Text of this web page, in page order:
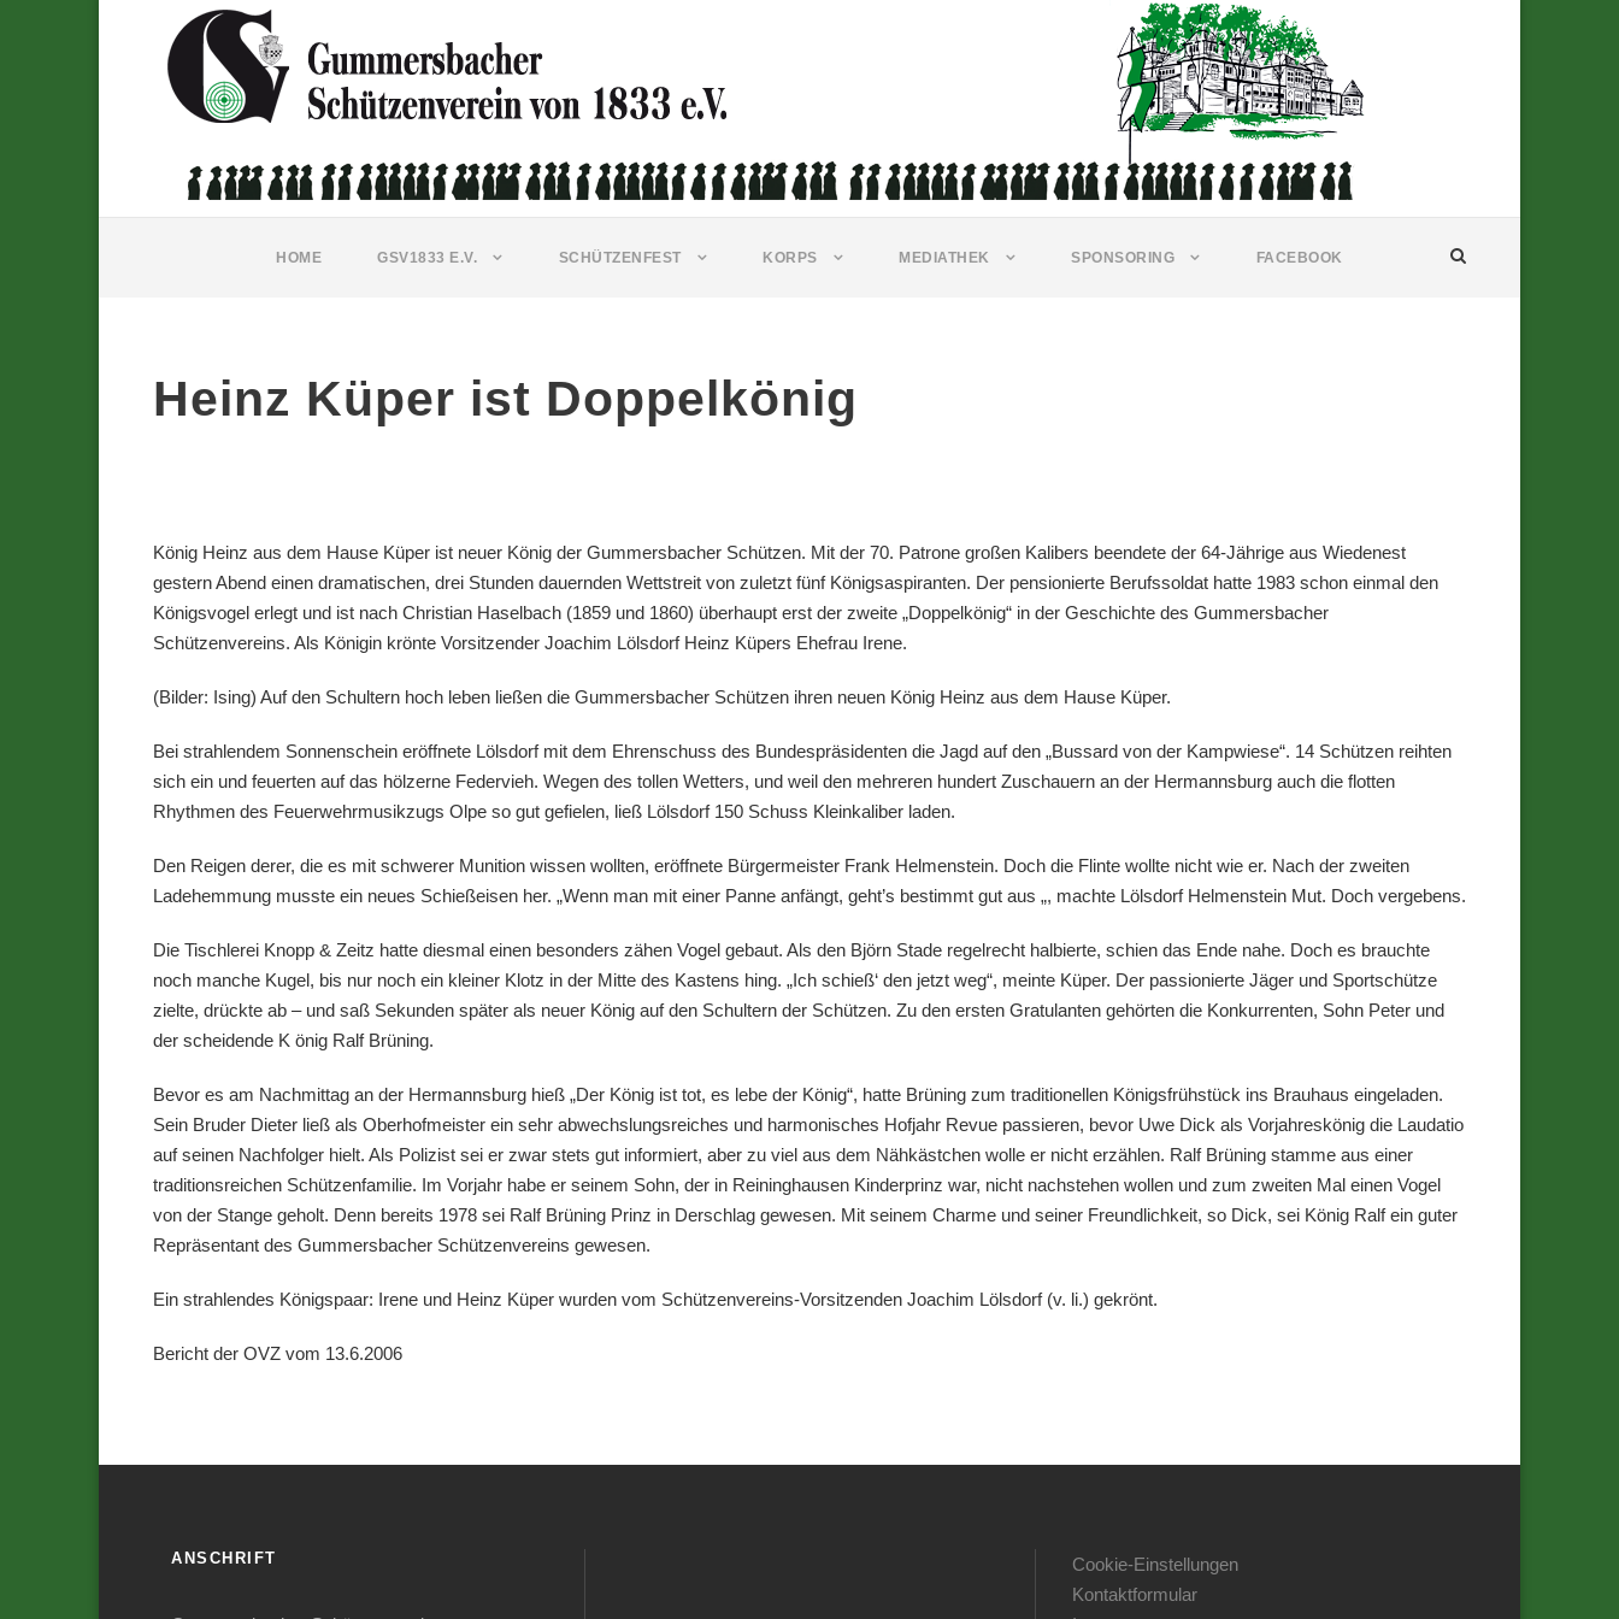
HOME GSV1833 E.V. SCHÜTZENFEST KORPS MEDIATHEK SPONSORING FACEBOOK
Heinz Küper ist Doppelkönig
König Heinz aus dem Hause Küper ist neuer König der Gummersbacher Schützen. Mit der 70. Patrone großen Kalibers beendete der 64-Jährige aus Wiedenest
gestern Abend einen dramatischen, drei Stunden dauernden Wettstreit von zuletzt fünf Königsaspiranten. Der pensionierte Berufssoldat hatte 1983 schon einmal den
Königsvogel erlegt und ist nach Christian Haselbach (1859 und 1860) überhaupt erst der zweite „Doppelkönig“ in der Geschichte des Gummersbacher
Schützenvereins. Als Königin krönte Vorsitzender Joachim Lölsdorf Heinz Küpers Ehefrau Irene.
(Bilder: Ising) Auf den Schultern hoch leben ließen die Gummersbacher Schützen ihren neuen König Heinz aus dem Hause Küper.
Bei strahlendem Sonnenschein eröffnete Lölsdorf mit dem Ehrenschuss des Bundespräsidenten die Jagd auf den „Bussard von der Kampwiese“. 14 Schützen reihten
sich ein und feuerten auf das hölzerne Federvieh. Wegen des tollen Wetters, und weil den mehreren hundert Zuschauern an der Hermannsburg auch die flotten
Rhythmen des Feuerwehrmusikzugs Olpe so gut gefielen, ließ Lölsdorf 150 Schuss Kleinkaliber laden.
Den Reigen derer, die es mit schwerer Munition wissen wollten, eröffnete Bürgermeister Frank Helmenstein. Doch die Flinte wollte nicht wie er. Nach der zweiten
Ladehemmung musste ein neues Schießeisen her. „Wenn man mit einer Panne anfängt, geht’s bestimmt gut aus „, machte Lölsdorf Helmenstein Mut. Doch vergebens.
Die Tischlerei Knopp & Zeitz hatte diesmal einen besonders zähen Vogel gebaut. Als den Björn Stade regelrecht halbierte, schien das Ende nahe. Doch es brauchte
noch manche Kugel, bis nur noch ein kleiner Klotz in der Mitte des Kastens hing. „Ich schieß‘ den jetzt weg“, meinte Küper. Der passionierte Jäger und Sportschütze
zielte, drückte ab – und saß Sekunden später als neuer König auf den Schultern der Schützen. Zu den ersten Gratulanten gehörten die Konkurrenten, Sohn Peter und
der scheidende K önig Ralf Brüning.
Bevor es am Nachmittag an der Hermannsburg hieß „Der König ist tot, es lebe der König“, hatte Brüning zum traditionellen Königsfrühstück ins Brauhaus eingeladen.
Sein Bruder Dieter ließ als Oberhofmeister ein sehr abwechslungsreiches und harmonisches Hofjahr Revue passieren, bevor Uwe Dick als Vorjahreskönig die Laudatio
auf seinen Nachfolger hielt. Als Polizist sei er zwar stets gut informiert, aber zu viel aus dem Nähkästchen wolle er nicht erzählen. Ralf Brüning stamme aus einer
traditionsreichen Schützenfamilie. Im Vorjahr habe er seinem Sohn, der in Reininghausen Kinderprinz war, nicht nachstehen wollen und zum zweiten Mal einen Vogel
von der Stange geholt. Denn bereits 1978 sei Ralf Brüning Prinz in Derschlag gewesen. Mit seinem Charme und seiner Freundlichkeit, so Dick, sei König Ralf ein guter
Repräsentant des Gummersbacher Schützenvereins gewesen.
Ein strahlendes Königspaar: Irene und Heinz Küper wurden vom Schützenvereins-Vorsitzenden Joachim Lölsdorf (v. li.) gekrönt.
Bericht der OVZ vom 13.6.2006
ANSCHRIFT
Cookie-Einstellungen
Kontaktformular